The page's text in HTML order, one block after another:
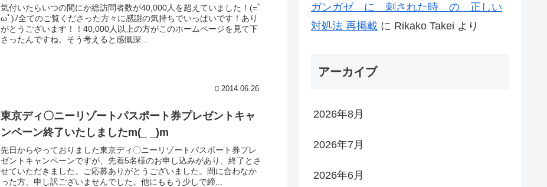
気付いたらいつの間にか総訪問者数が40,000人を超えていました！(=ﾟ
ωﾟ)ﾉ全てのご覧くださった方々に感謝の気持ちでいっぱいです！あり
がとうございます！！40,000人以上の方がこのホームページを見て下
さったんですね。そう考えると感慨深...
2014.06.26
東京ディ〇ニーリゾートパスポート券プレゼントキャ
ンペーン終了いたしましたm(_ _)m
先日からやっておりました東京ディ〇ニーリゾートパスポート券プレ
ゼントキャンペーンですが、先着5名様のお申し込みがあり、終了とさ
せていただきました。ご応募ありがとうございました。間に合わなか
った方、申し訳ございませんでした。他にももう少しで締...
ガンガゼ に 刺された時 の 正しい
対処法 再掲載 に Rikako Takei より
アーカイブ
2026年8月
2026年7月
2026年6月